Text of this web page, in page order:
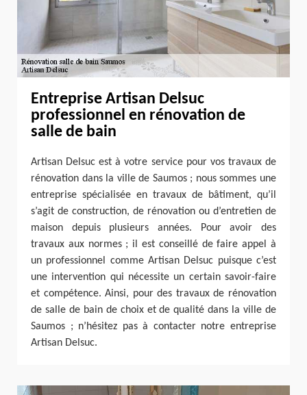
Entreprise Artisan Delsuc
professionnel en rénovation de
salle de bain
Artisan Delsuc est à votre service pour vos travaux de
rénovation dans la ville de Saumos ; nous sommes une
entreprise spécialisée en travaux de bâtiment, qu’il
s’agit de construction, de rénovation ou d’entretien de
maison depuis plusieurs années. Pour avoir des
travaux aux normes ; il est conseillé de faire appel à
un professionnel comme Artisan Delsuc puisque c’est
une intervention qui nécessite un certain savoir-faire
et compétence. Ainsi, pour des travaux de rénovation
de salle de bain de choix et de qualité dans la ville de
Saumos ; n’hésitez pas à contacter notre entreprise
Artisan Delsuc.